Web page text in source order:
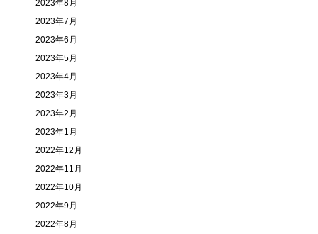
2023年8月
2023年7月
2023年6月
2023年5月
2023年4月
2023年3月
2023年2月
2023年1月
2022年12月
2022年11月
2022年10月
2022年9月
2022年8月